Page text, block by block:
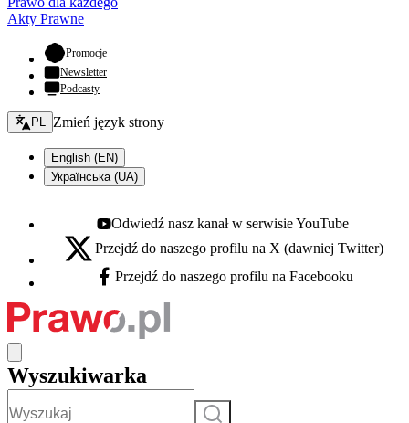
Akty Prawne
Promocje- otwiera się w nowej karcie
Newsletter
Podcasty
Zmień język - bieżący:
PL Zmień język strony
English (EN)
Українська (UA)
Youtube - otwiera się w nowej karcie
Odwiedź nasz kanał w serwisie YouTube
X - otwiera się w nowej karcie
Przejdź do naszego profilu na X (dawniej Twitter)
Facebook - otwiera się w nowej karcie
Przejdź do naszego profilu na Facebooku
Wyszukiwarka
Szukaj